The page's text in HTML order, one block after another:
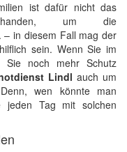
ist dafür nicht das
um die
– in diesem Fall mag der
sein. Wenn Sie im
Sie noch mehr Schutz
Lindl auch um
wen könnte man
jeden Tag mit solchen